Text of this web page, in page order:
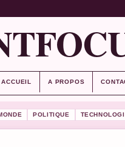
ACCUEIL A PROPOS
POLITIQUE